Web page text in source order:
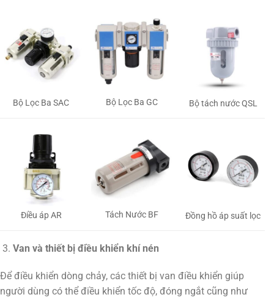
Bộ Lọc Ba SAC Bộ Lọc Ba GC Bộ tách nước QSL
Điều áp AR Tách Nước BF Đồng hồ áp suất lọc
Van và thiết bị điều khiển khí nén
Để điều khiển dòng chảy, các thiết bị van điều khiển giúp
người dùng có thể điều khiển tốc độ, đóng ngắt cũng như